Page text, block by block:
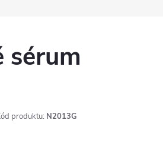
produktu: N2013G